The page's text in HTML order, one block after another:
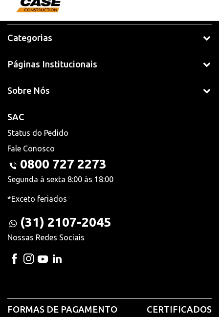
Categorias
Páginas Institucionais
Sobre Nós
SAC
Status do Pedido
Fale Conosco
0800 727 2273
Segunda à sexta 8:00 às 18:00
*Exceto feriados
(31) 2107-2045
Nossas Redes Sociais
FORMAS DE PAGAMENTO CERTIFICADOS